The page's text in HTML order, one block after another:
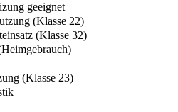
geeignet
(Klasse 22)
(Klasse 32)
(Klasse 23)